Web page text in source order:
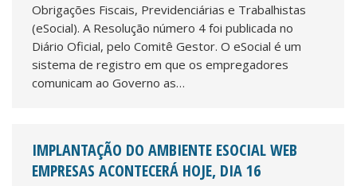
Obrigações Fiscais, Previdenciárias e Trabalhistas
(eSocial). A Resolução número 4 foi publicada no
Diário Oficial, pelo Comitê Gestor. O eSocial é um
sistema de registro em que os empregadores
comunicam ao Governo as…
IMPLANTAÇÃO DO AMBIENTE ESOCIAL WEB
EMPRESAS ACONTECERÁ HOJE, DIA 16